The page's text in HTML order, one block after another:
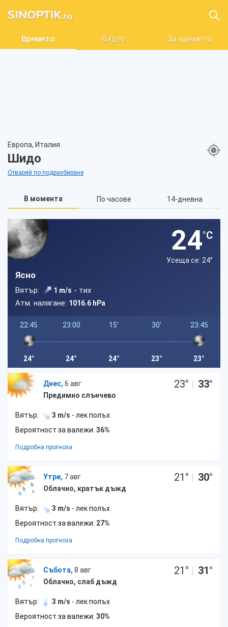
Времето Видео За времето
Европа, Италия
Шидо
Отваряй по подразбиране
В момента По часове 14-дневна
24°C
Усеща се: 24°
Ясно
Вятър: 1 m/s - тих
Атм. налягане: 1016.6 hPa
22:45
24°
23:00
24°
15'
24°
30'
23°
23:45
23°
Днес, 6 авг
Предимно слънчево
23° | 33°
Вятър: 3 m/s - лек полъх
Вероятност за валежи: 36%
Подробна прогноза
Утре, 7 авг
Облачно, кратък дъжд
21 ° | 30°
Вятър: 3 m/s - лек полъх
Вероятност за валежи: 27%
Подробна прогноза
Събота, 8 авг
Облачно, слаб дъжд
21 ° | 31°
Вятър: 3 m/s - лек полъх
Вероятност за валежи: 30%